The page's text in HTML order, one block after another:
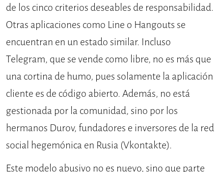
de los cinco criterios deseables de responsabilidad.
Otras aplicaciones como Line o Hangouts se
encuentran en un estado similar. Incluso
Telegram, que se vende como libre, no es más que
una cortina de humo, pues solamente la aplicación
cliente es de código abierto. Además, no está
gestionada por la comunidad, sino por los
hermanos Durov, fundadores e inversores de la red
social hegemónica en Rusia (Vkontakte).
Este modelo abusivo no es nuevo, sino que parte